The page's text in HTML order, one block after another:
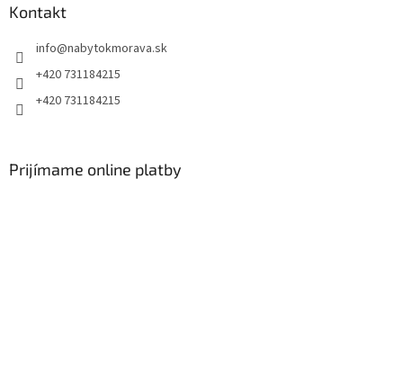
Kontakt
info@nabytokmorava.sk
+420 731184215
+420 731184215
Prijímame online platby